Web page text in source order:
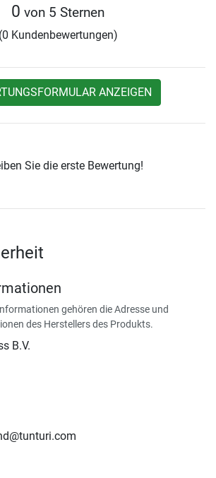
0 von 5 Sternen
(0 Kundenbewertungen)
ANZEIGEN
Sie die erste Bewertung!
gehören die Adresse und
des Herstellers des Produkts.
B.V.